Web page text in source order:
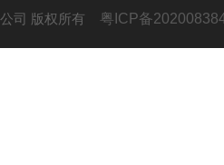
司 版权所有 粤ICP备